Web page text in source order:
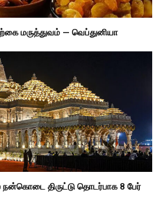
மருத்துவம் — வெப்துனியா
திருட்டு தொடர்பாக 8 பேர்